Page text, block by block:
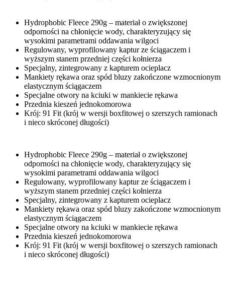
Hydrophobic Fleece 290g – materiał o zwiększonej
odporności na chłonięcie wody, charakteryzujący się
wysokimi parametrami oddawania wilgoci
Regulowany, wyprofilowany kaptur ze ściągaczem i
wyższym stanem przedniej części kołnierza
Specjalny, zintegrowany z kapturem ocieplacz
Mankiety rękawa oraz spód bluzy zakończone wzmocnionym
elastycznym ściągaczem
Specjalne otwory na kciuki w mankiecie rękawa
Przednia kieszeń jednokomorowa
Krój: 91 Fit (krój w wersji boxfitowej o szerszych ramionach
i nieco skróconej długości)
Hydrophobic Fleece 290g – materiał o zwiększonej
odporności na chłonięcie wody, charakteryzujący się
wysokimi parametrami oddawania wilgoci
Regulowany, wyprofilowany kaptur ze ściągaczem i
wyższym stanem przedniej części kołnierza
Specjalny, zintegrowany z kapturem ocieplacz
Mankiety rękawa oraz spód bluzy zakończone wzmocnionym
elastycznym ściągaczem
Specjalne otwory na kciuki w mankiecie rękawa
Przednia kieszeń jednokomorowa
Krój: 91 Fit (krój w wersji boxfitowej o szerszych ramionach
i nieco skróconej długości)